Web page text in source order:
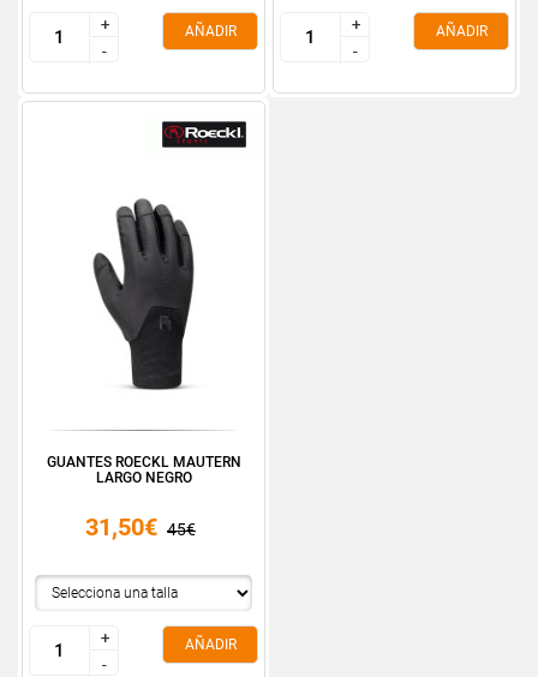
+
-
+
-
AÑADIR
+
-
+
-
AÑADIR
GUANTES ROECKL MAUTERN
LARGO NEGRO
31,50€ 45€
+
-
+
-
AÑADIR